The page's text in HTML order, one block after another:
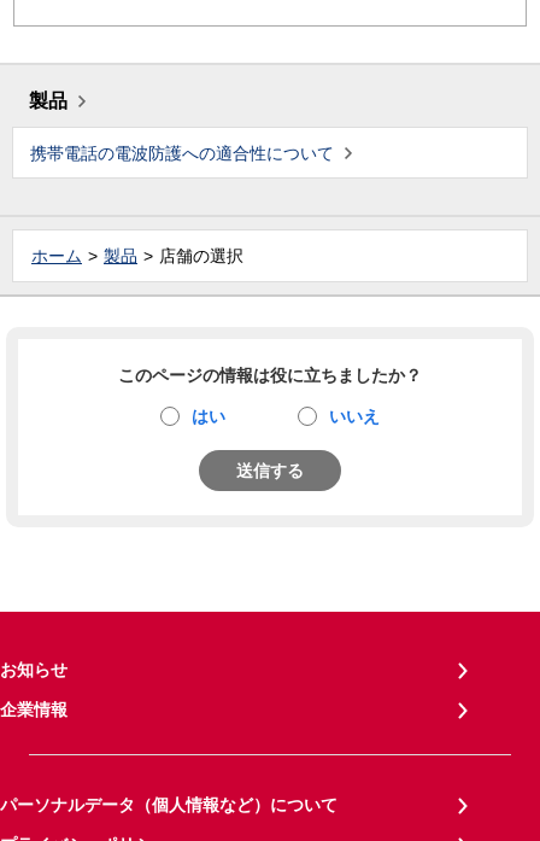
製品
携帯電話の電波防護への適合性について
ホーム 製品 店舗の選択
このページの情報は役に立ちましたか？
はい いいえ
送信する
お知らせ
企業情報
パーソナルデータ（個人情報など）について